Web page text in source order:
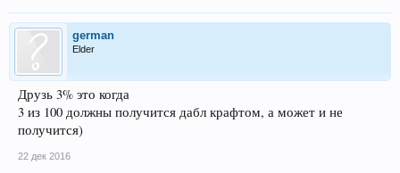
german
Elder
Друзь 3% это когда
3 из 100 должны получится дабл крафтом, а может и не
получится)
22 дек 2016